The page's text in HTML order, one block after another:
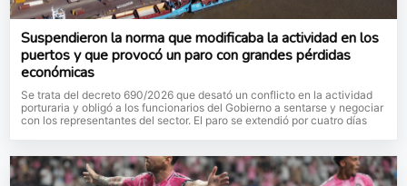
Suspendieron la norma que modificaba la actividad en los
puertos y que provocó un paro con grandes pérdidas
económicas
Se trata del decreto 690/2026 que desató un conflicto en la actividad
porturaria y obligó a los funcionarios del Gobierno a sentarse y negociar
con los representantes del sector. El paro se extendió por cuatro días